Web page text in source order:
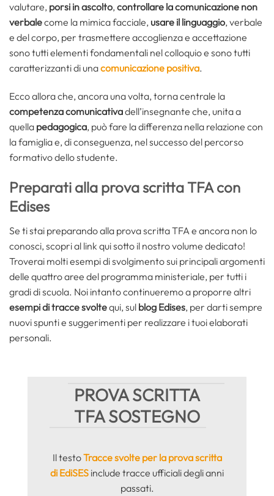
valutare, porsi in ascolto,controllare la comunicazione non
verbalecome la mimica facciale, usare il linguaggio, verbale
e del corpo, per trasmettere accoglienza e accettazione
sono tutti elementi fondamentali nel colloquio e sono tutti
caratterizzanti di unacomunicazione positiva.
Ecco allora che, ancora una volta, torna centrale la
competenza comunicativadell’insegnante che, unita a
quella pedagogica, può fare la differenza nella relazione con
la famiglia e, di conseguenza, nel successo del percorso
formativo dello studente.
Preparati alla prova scritta TFA con
Edises
Se ti stai preparando alla prova scritta TFA e ancora non lo
conosci, scopri al link qui sotto il nostro volume dedicato!
Troverai molti esempi di svolgimento sui principali argomenti
delle quattro aree del programma ministeriale, per tutti i
gradi di scuola. Noi intanto continueremo a proporre altri
esempi di tracce svoltequi, sul blog Edises, per darti sempre
nuovi spunti e suggerimenti per realizzare i tuoi elaborati
personali.
PROVA SCRITTA
TFA SOSTEGNO
Il testoTracce svolte per la prova scritta
di EdiSES include tracce ufficiali degli anni
passati.